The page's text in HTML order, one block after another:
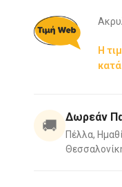
Η
🚚 Δωρεάν
Πέλλα,